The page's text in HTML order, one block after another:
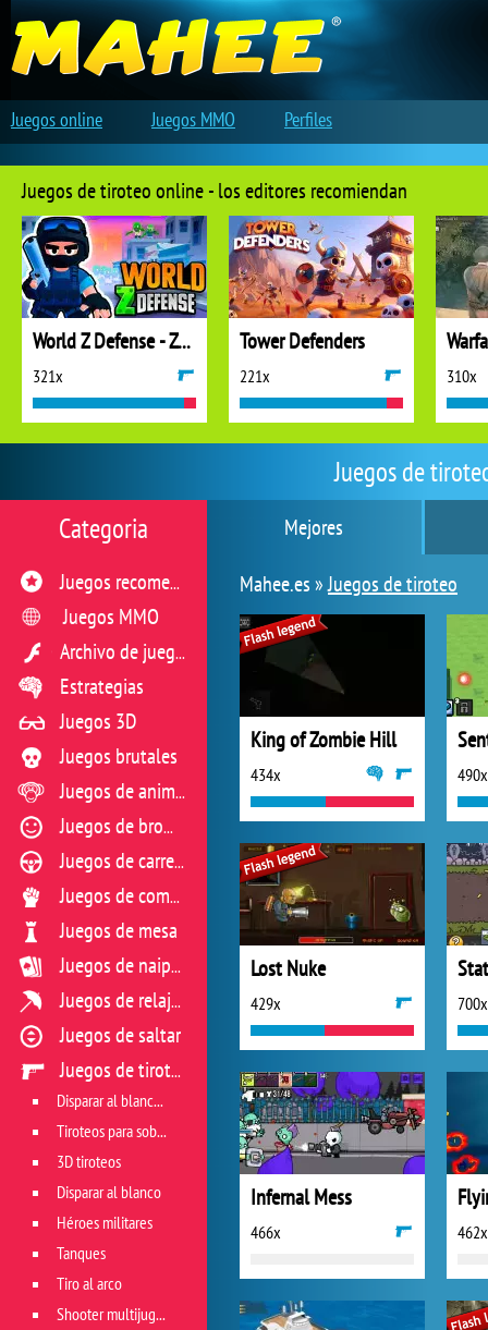
Juegos de
Mejores
Mahee.es »Juegos de tiroteo
King of Zombie Hill
434x 490x
Lost Nuke
429x 700x
Infernal Mess
466x 462x
Categoria
Juegos recomendados
Juegos MMO
Archivo de juegos flash
Estrategias
Juegos 3D
Juegos brutales
Juegos de animales
Juegos de broma
Juegos de carreras
Juegos de combate
Juegos de mesa
Juegos de naipes
Juegos de relajación
Juegos de saltar
Juegos de tiroteo
Disparar al blanco vivo
Tiroteos para sobrevivir
3D tiroteos
Disparar al blanco
Héroes militares
Tanques
Tiro al arco
Shooter multijugador
Juegos de tiroteo online - los editores recomiendan
World Z Defense - Zombie Defense
321x
Tower Defenders
221x 310x
Juegos online Juegos MMO Perfiles